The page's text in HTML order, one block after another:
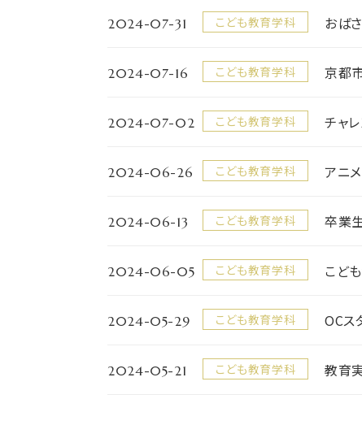
2024-07-31 こども教育学科 おば
2024-07-16 こども教育学科 京都
2024-07-02 こども教育学科 チャ
2024-06-26 こども教育学科 アニ
2024-06-13 こども教育学科 卒業
2024-06-05 こども教育学科 こど
2024-05-29 こども教育学科 OCス
2024-05-21 こども教育学科 教育